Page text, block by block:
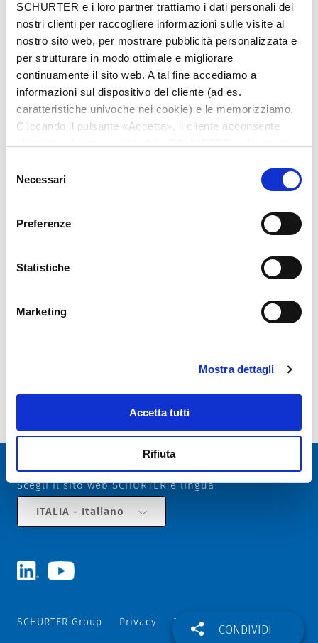
SCHURTER e i loro partner trattiamo i dati personali dei
nostri clienti per raccogliere informazioni sulle visite al
nostro sito web, per mostrare pubblicità personalizzata e
per strutturare in modo ottimale e migliorare
continuamente il sito web. A tal fine accediamo a
informazioni sul dispositivo del cliente (ad es.
caratteristiche univoche nei cookie) e le memorizziamo.
Cliccando il pulsante «Accetta», il cliente acconsente
momento cliccando su «Impostazioni» in fondo alla
pagina. Le impostazioni personali sono comunicate ai
nostri partner e non hanno alcuna influenza sui dati del
browser. Ulteriori informazioni sono disponibili nella
delNecessari
Preferenze
Statistiche
Marketing
Mostra dettagli
Accetta tutti
Rifiuta
Series: MSU 250
We recommend for new applications
Subminiature Fuse, 8.5 mm, Time-Lag T, Telecom, 250 VAC, 63 VDC
CONDIVIDI
Scegli il sito web SCHURTER e lingua
ITALIA - Italiano
SCHURTER Group Privacy Termini e Condizioni